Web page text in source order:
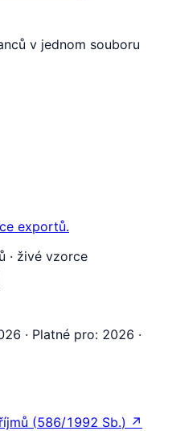
v jednom souboru
exportů.
· živé vzorce
· Platné pro: 2026 ·
(586/1992 Sb.) ↗